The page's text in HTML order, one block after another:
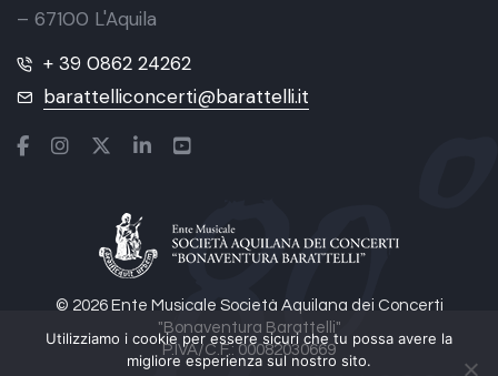
© 2026 Ente Musicale Società Aquilana dei Concerti
"Bonaventura Barattelli"
P.IVA/C.F.: 00082030669
– 67100 L'Aquila
+ 39 0862 24262
barattelliconcerti@barattelli.it
Utilizziamo i cookie per essere sicuri che tu possa avere la
migliore esperienza sul nostro sito.